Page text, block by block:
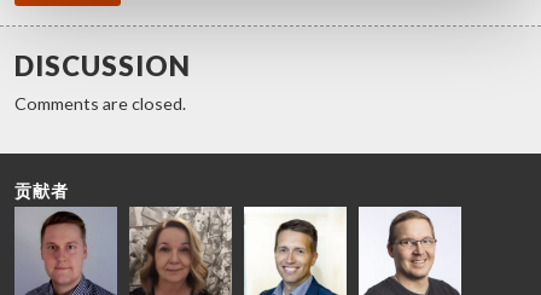
DISCUSSION
Comments are closed.
贡献者